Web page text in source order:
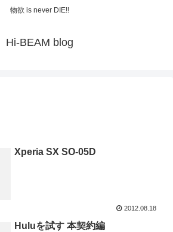
物欲 is never DIE!!
Hi-BEAM blog
Xperia SX SO-05D
2012.08.18
Huluを試す 本契約編